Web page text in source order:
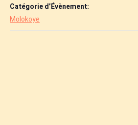
Catégorie d’Évènement:
Molokoye